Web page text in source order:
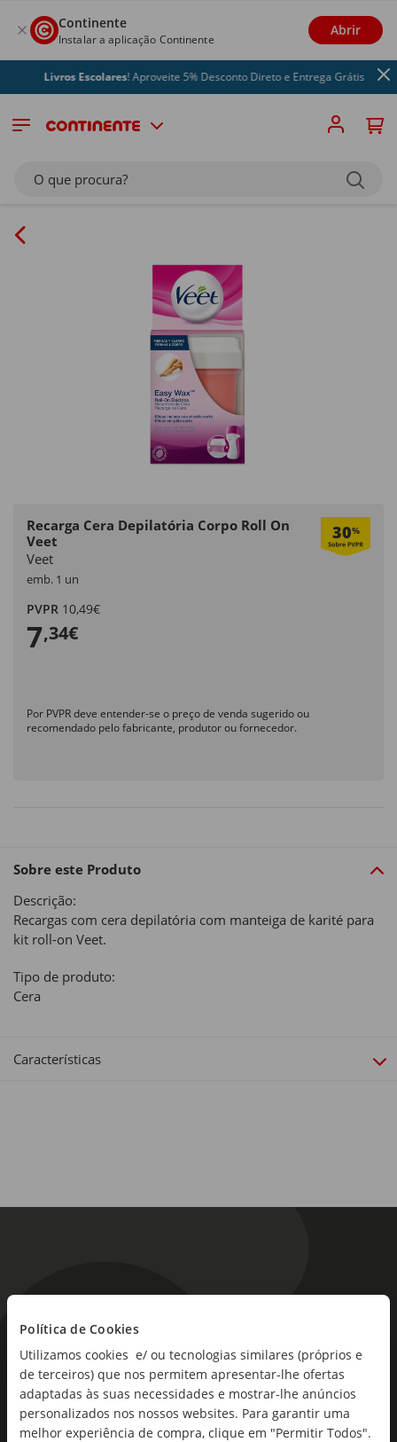
Política de Cookies
Utilizamos cookies e/ ou tecnologias similares (próprios e
de terceiros) que nos permitem apresentar-lhe ofertas
adaptadas às suas necessidades e mostrar-lhe anúncios
personalizados nos nossos websites. Para garantir uma
melhor experiência de compra, clique em "Permitir Todos".
Continente
Instalar a aplicação Continente
Abrir
Livros Escolares! Aproveite 5% Desconto Direto e Entrega Grátis
O que procura?
Recarga Cera Depilatória Corpo Roll On
Veet
30%
Veet
emb. 1 un
PVPR 10,49€
7,34€
Por PVPR deve entender-se o preço de venda sugerido ou
recomendado pelo fabricante, produtor ou fornecedor.
Sobre este Produto
Descrição:
Recargas com cera depilatória com manteiga de karité para
kit roll-on Veet.
Tipo de produto:
Cera
Características
As novidades mais frescas no
seu e-mail!
Subscreva e descubra campanhas exclusivas,
ofertas e novidades para si.